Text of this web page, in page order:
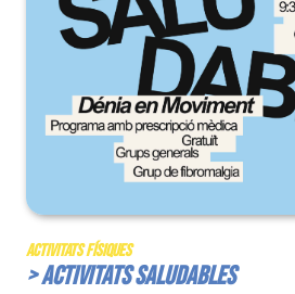
Activitats Físiques
> Activitats Saludables